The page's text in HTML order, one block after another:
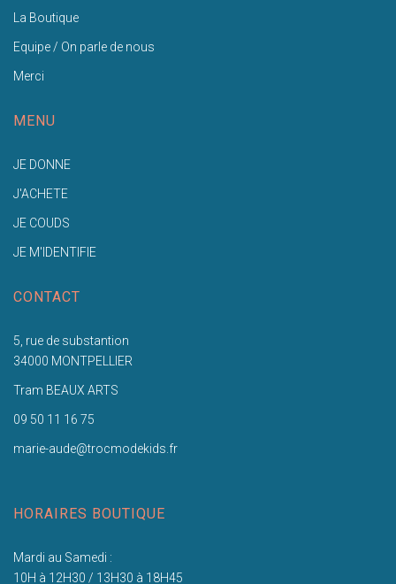
La Boutique
Equipe / On parle de nous
Merci
MENU
JE DONNE
J'ACHETE
JE COUDS
JE M'IDENTIFIE
CONTACT
5, rue de substantion
34000 MONTPELLIER
Tram BEAUX ARTS
09 50 11 16 75
marie-aude@trocmodekids.fr
HORAIRES BOUTIQUE
Mardi au Samedi :
10H à 12H30 / 13H30 à 18H45